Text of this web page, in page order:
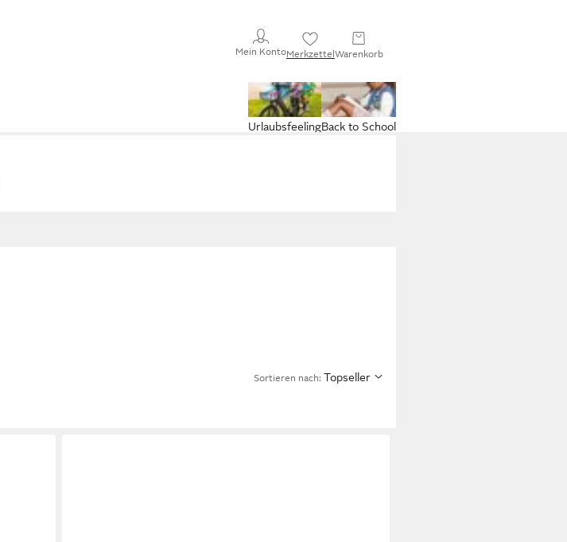
Mein KontoMerkzettelWarenkorb
Back to School
Urlaubsfeeling
Sortieren nach: Topseller